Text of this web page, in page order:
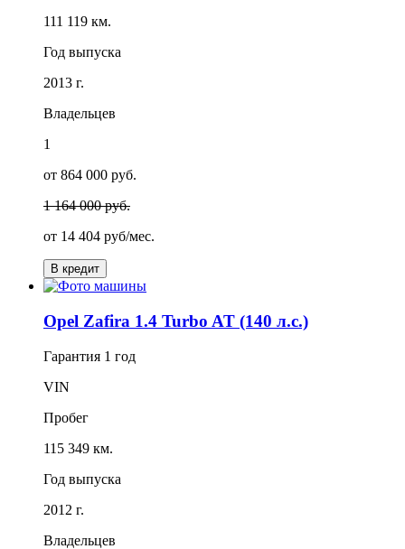
111 119 км.
Год выпуска
2013 г.
Владельцев
1
от 864 000 руб.
1 164 000 руб.
от 14 404 руб/мес.
В кредит
Opel Zafira 1.4 Turbo AT (140 л.с.)
Гарантия 1 год
VIN
Пробег
115 349 км.
Год выпуска
2012 г.
Владельцев